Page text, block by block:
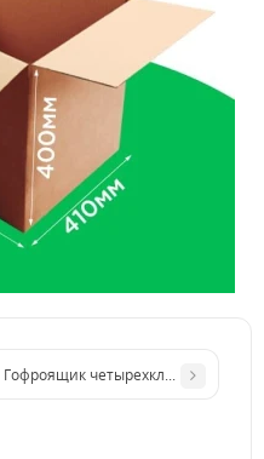
240*240*200 бурый. GFR
Гофроящик четырехклапанный